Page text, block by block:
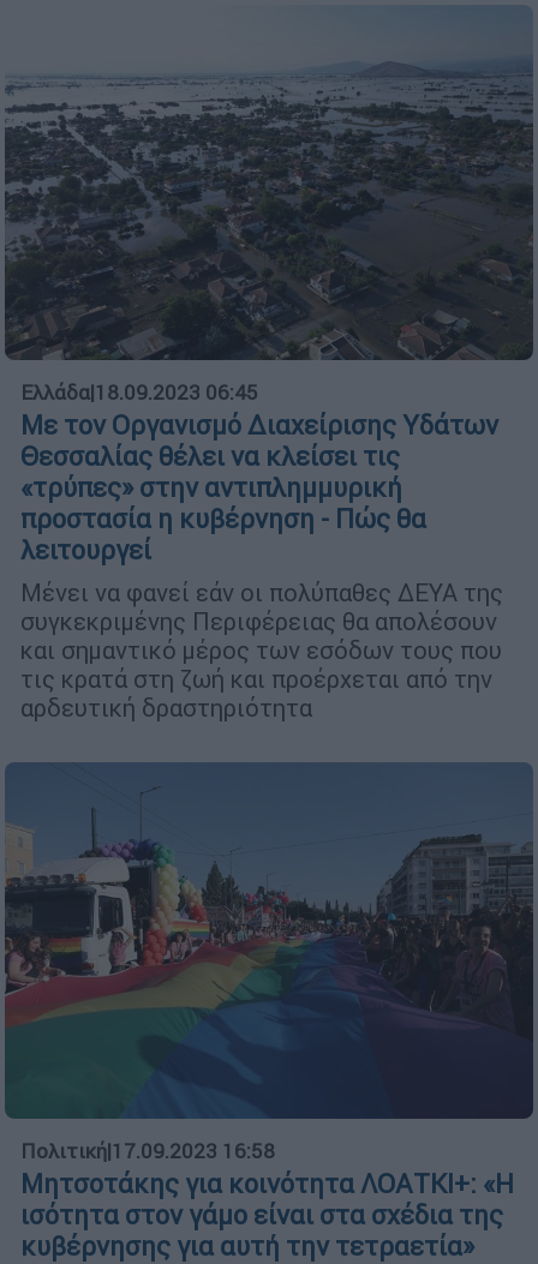
Ελλάδα|18.09.2023 06:45
Με τον Οργανισμό Διαχείρισης Υδάτων
Θεσσαλίας θέλει να κλείσει τις
«τρύπες» στην αντιπλημμυρική
προστασία η κυβέρνηση - Πώς θα
λειτουργεί
Μένει να φανεί εάν οι πολύπαθες ΔΕΥΑ της
συγκεκριμένης Περιφέρειας θα απολέσουν
και σημαντικό μέρος των εσόδων τους που
τις κρατά στη ζωή και προέρχεται από την
αρδευτική δραστηριότητα
Πολιτική|17.09.2023 16:58
Μητσοτάκης για κοινότητα ΛΟΑΤΚΙ+: «Η
ισότητα στον γάμο είναι στα σχέδια της
κυβέρνησης για αυτή την τετραετία»